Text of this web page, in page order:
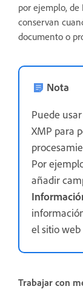
por ejemplo, de
conservan
documento o
Nota
Puede
XMP para
Por
añadir
el sitio web
Trabajar con